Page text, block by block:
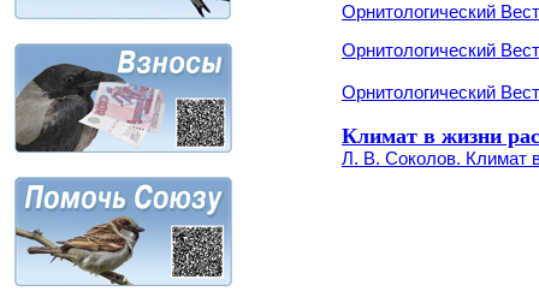
Орнитологический
Орнитологический
Орнитологический
Климат в жизни
Л. В. Соколов. Климат